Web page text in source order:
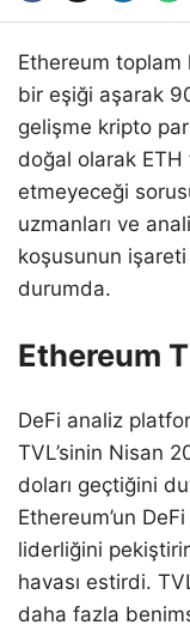
Ethereum toplam
bir eşiği aşarak
gelişme kripto
doğal olarak ETH
etmeyeceği
uzmanları ve
koşusunun işareti
durumda.
Ethereum
DeFi analiz
TVL’sinin Nisan
doları geçtiğini
Ethereum’un
liderliğini
havası estirdi.
daha fazla